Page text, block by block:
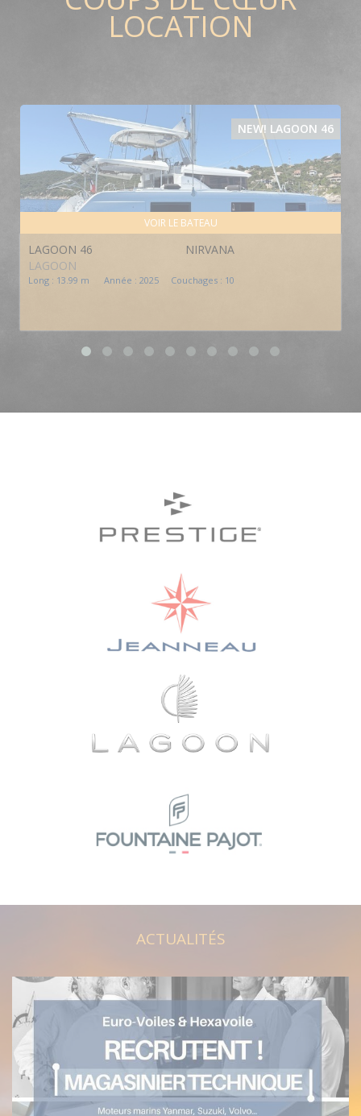
LOCATION
VOIR LE BATEAU
NEW! LAGOON 46
LAGOON 46
NIRVANA
LAGOON
Long : 13.99 m Année : 2025 Couchages : 10
ACTUALITÉS